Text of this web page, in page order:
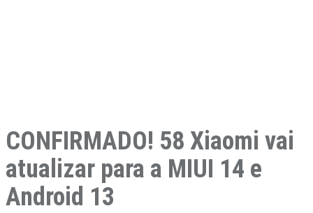
CONFIRMADO! 58 Xiaomi vai
atualizar para a MIUI 14 e
Android 13